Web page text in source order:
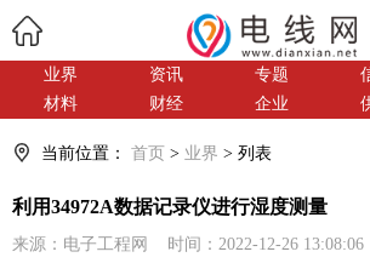
业界 资讯 专题
材料
财经 企业
当前位置： 首页 > 业界 > 列表
利用34972A数据记录仪进行湿度测量
来源：电子工程网 时间：2022-12-26 13:08:06